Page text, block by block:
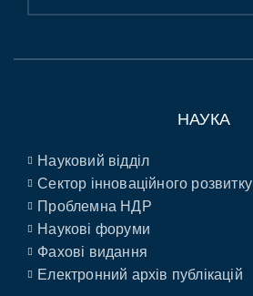
НАУКА
Науковий відділ
Сектор інноваційного розвитку
Проблемна НДР
Наукові форуми
Фахові видання
Електронний архів публікацій